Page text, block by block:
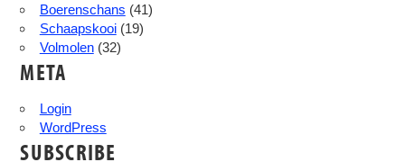
Boerenschans (41)
Schaapskooi(19)
Volmolen(32)
META
Login
WordPress
SUBSCRIBE